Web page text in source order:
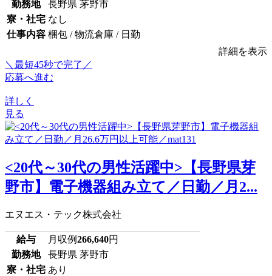
勤務地
長野県 茅野市
寮・社宅 なし
仕事内容 梱包 / 物流倉庫 / 日勤
詳細を表示
＼最短45秒で完了／
応募へ進む
詳しく
見る
<20代～30代の男性活躍中>【長野県芽
野市】電子機器組み立て／日勤／月2...
エヌエス・テック株式会社
給与 月収例266,640円
勤務地
長野県 茅野市
寮・社宅 あり